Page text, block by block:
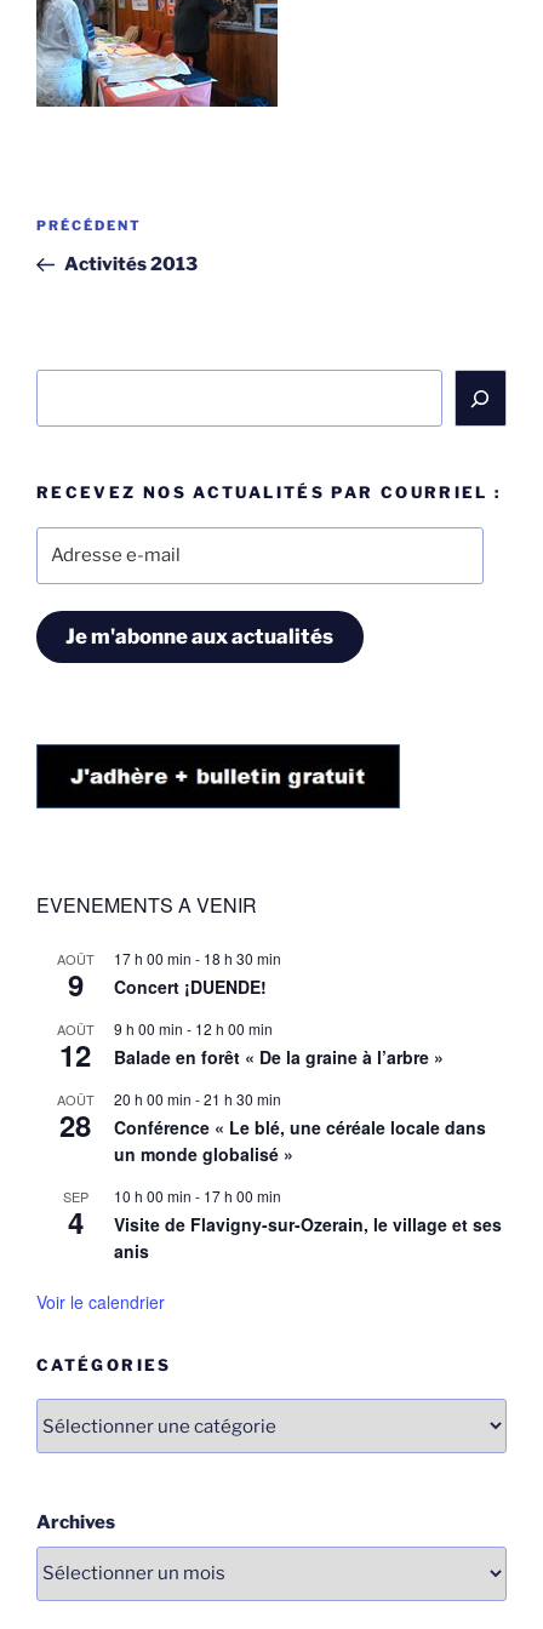
Navigation
l’article
Article
précédent
PRÉCÉDENT
Activités 2013
RECEVEZ NOS ACTUALITÉS PAR COURRIEL :
Je m'abonne aux actualités
EVENEMENTS A VENIR
AOÛT
9
17 h 00 min - 18 h 30 min
Concert ¡DUENDE!
AOÛT
12
9 h 00 min - 12 h 00 min
Balade en forêt « De la graine à l’arbre »
AOÛT
28
20 h 00 min -21 h 30 min
Conférence « Le blé, une céréale locale dans
un monde globalisé »
SEP
4
10 h 00 min - 17 h 00 min
Visite de Flavigny-sur-Ozerain, le village et ses
anis
Voir le calendrier
CATÉGORIES
Archives